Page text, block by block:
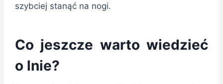
szybciej stanąć na nogi.
Co jeszcze warto wiedzieć
o lnie?